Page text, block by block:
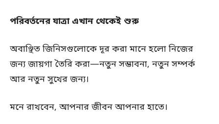
পরিবর্তনের যাত্রা এখান থেকেই শুরু
অবাঞ্ছিত জিনিসগুলোকে দূর করা মানে হলো নিজের
জন্য জায়গা তৈরি করা—নতুন সম্ভাবনা, নতুন সম্পর্ক
আর নতুন সুখের জন্য।
মনে রাখবেন, আপনার জীবন আপনার হাতে।